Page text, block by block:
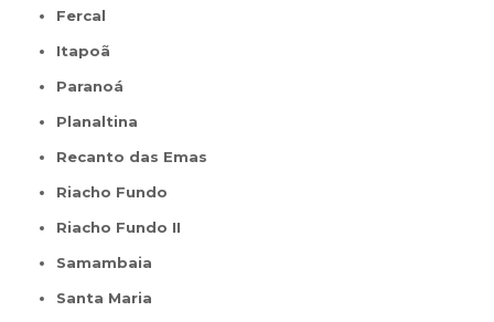
Fercal
Itapoã
Paranoá
Planaltina
Recanto das Emas
Riacho Fundo
Riacho Fundo II
Samambaia
Santa Maria